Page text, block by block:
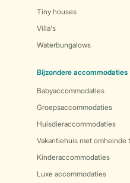
Tiny houses
Villa's
Waterbungalows
Bijzondere accommodaties
Babyaccommodaties
Groepsaccommodaties
Huisdieraccommodaties
Vakantiehuis met omheinde
Kinderaccommodaties
Luxe accommodaties